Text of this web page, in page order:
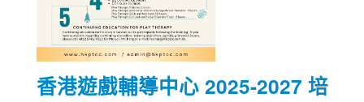
香港遊戲輔導中心 2025-2027 培